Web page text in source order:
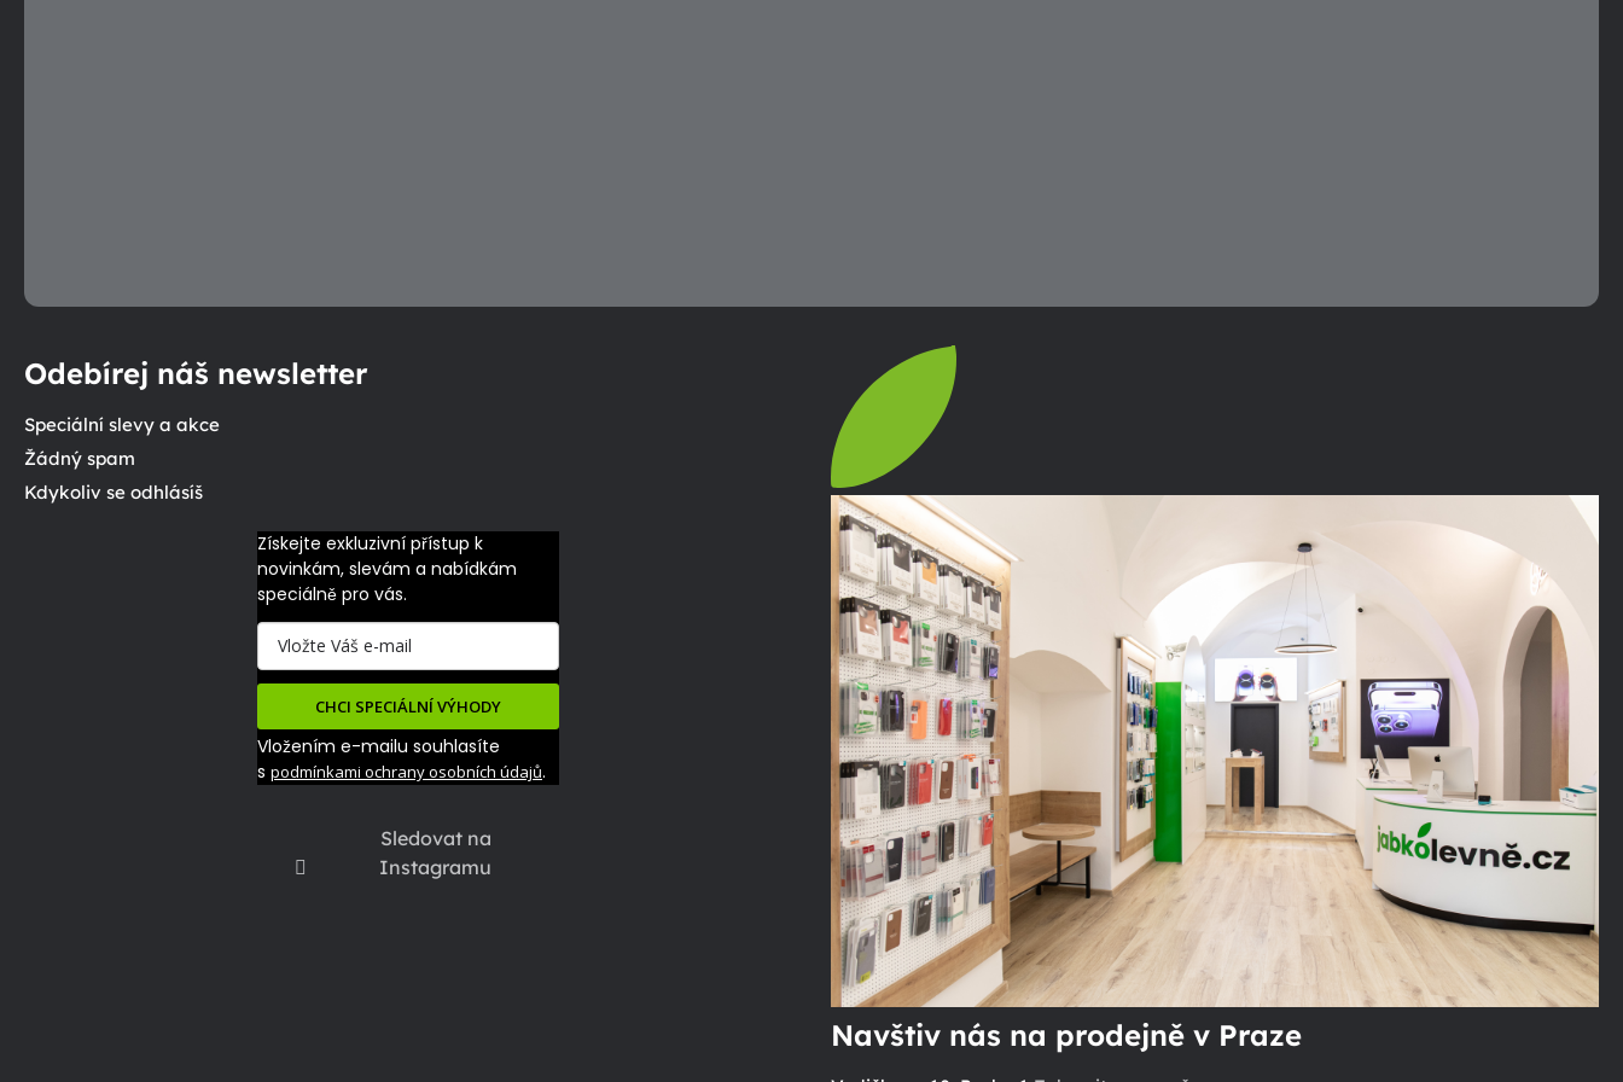
Sledovat na
Instagramu
Odebírej náš newsletter
Speciální slevy a akce
Žádný spam
Kdykoliv se odhlásíš
Získejte exkluzivní přístup k
novinkám, slevám a nabídkám
speciálně pro vás.
CHCI SPECIÁLNÍ VÝHODY
Vložením e-mailu souhlasíte
s podmínkami ochrany osobních údajů.
Navštiv nás na prodejně v Praze